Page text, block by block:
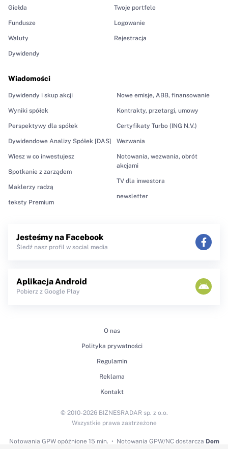
Giełda
Fundusze
Waluty
Dywidendy
Wiadomości
Dywidendy i skup akcji
Wyniki spółek
Perspektywy dla spółek
Dywidendowe Analizy Spółek [DAS]
Wiesz w co inwestujesz
Spotkanie z zarządem
Maklerzy radzą
teksty Premium
Nowe emisje, ABB, finansowanie
Kontrakty, przetargi, umowy
Certyfikaty Turbo (ING N.V.)
Wezwania
Notowania, wezwania, obrót
akcjami
TV dla inwestora
newsletter
Twoje portfele
Logowanie
Rejestracja
Jesteśmy na Facebook
Śledź nasz profil w social media
Aplikacja Android
Pobierz z Google Play
O nas
Polityka prywatności
Regulamin
Reklama
Kontakt
Notowania GPWopóźnione 15 min. Notowania GPW/NC dostarcza Dom
© 2010-2026 BIZNESRADAR sp. z o.o.
Wszystkie prawa zastrzeżone